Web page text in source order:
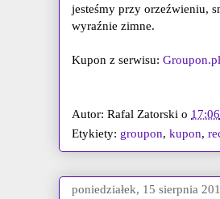
jesteśmy przy orzeźwieniu,
wyraźnie zimne.
Kupon z serwisu: Groupon.pl
Autor: Rafal Zatorski o 17:06
Etykiety: groupon, kupon,
poniedziałek, 15 sierpnia